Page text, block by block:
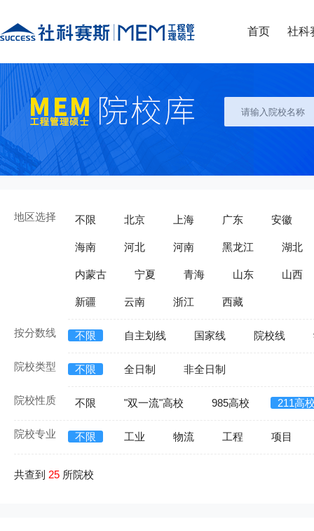
首页 社科
地区选择 不限 北京 上海 广东 安徽
海南 河北 河南 黑龙江 湖北
内蒙古 宁夏 青海 山东 山西
新疆 云南 浙江 西藏
按分数线 不限 自主划线 国家线 院校线
院校类型 不限 全日制 非全日制
院校性质 不限 "双一流"高校 985高校 211高
院校专业 不限 工业 物流 工程 项目
共查到 25 所院校